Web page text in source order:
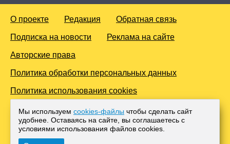
О проекте Редакция Обратная связь
Подписка на новости Реклама на сайте
Авторские права
Политика обработки персональных данных
Политика использования cookies
© 2016-2026 Все права защищены. Для лиц старше 18 лет.
Любое копирование материалов и тиражирование в сети
Интернет, либо печатных изданиях без согласования с
Администрацией проекта, преследуется законом.
Мы используем cookies-файлы чтобы сделать сайт
удобнее. Оставаясь на сайте, вы соглашаетесь с
условиями использования файлов cооkies.